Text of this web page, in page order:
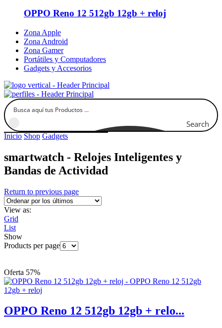
OPPO Reno 12 512gb 12gb + reloj
Zona Apple
Zona Android
Zona Gamer
Portátiles y Computadores
Gadgets y Accesorios
Search
Inicio Shop Gadgets
smartwatch - Relojes Inteligentes y
Bandas de Actividad
Return to previous page
View as:
Grid
List
Show
Products per page
Oferta 57%
OPPO Reno 12 512gb 12gb + relo...